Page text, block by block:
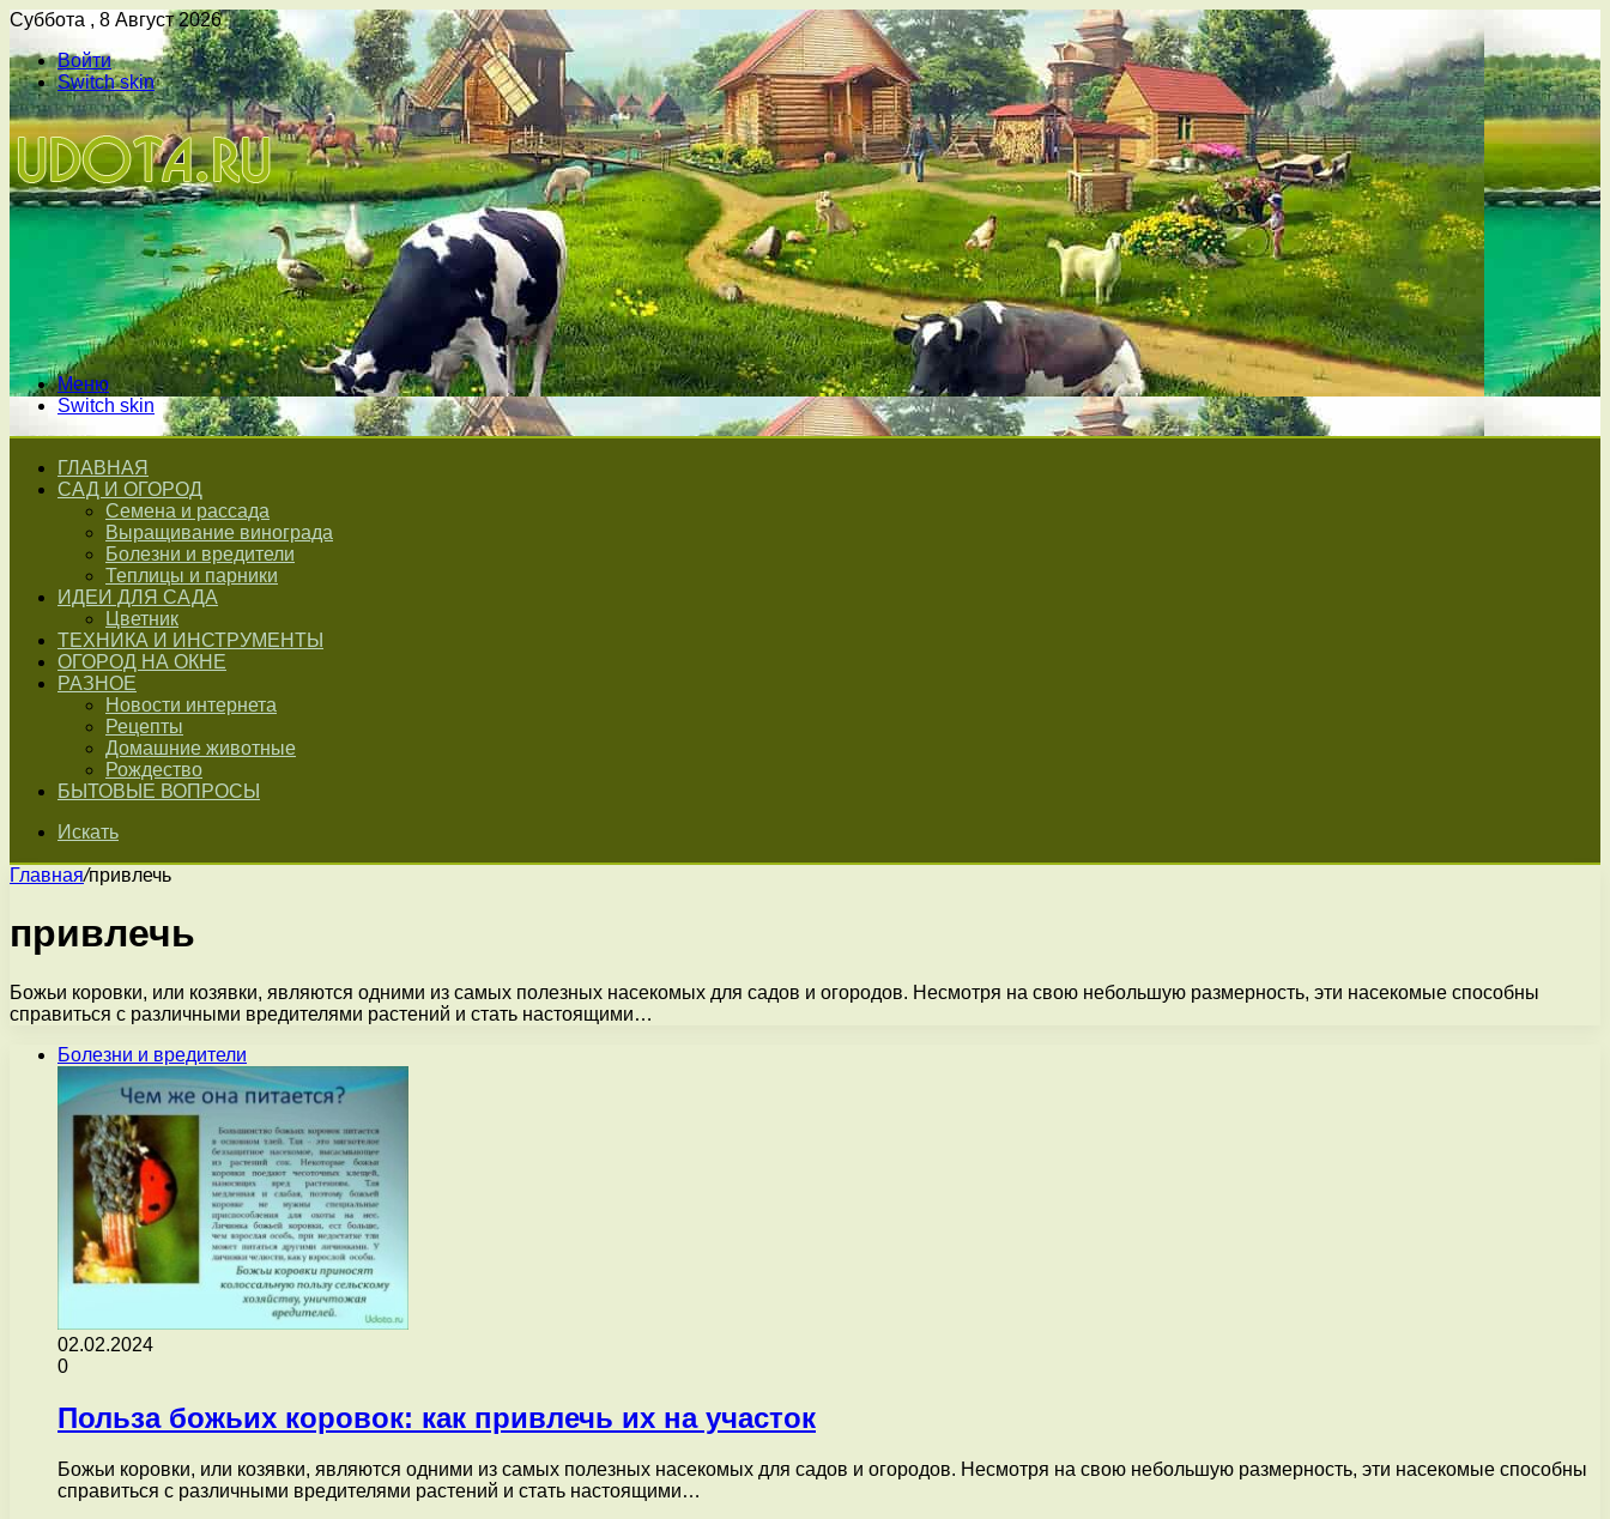
Суббота , 8 Август 2026
Войти
Switch skin
Меню
Switch skin
ГЛАВНАЯ
САД И ОГОРОД
Семена и рассада
Выращивание винограда
Болезни и вредители
Теплицы и парники
ИДЕИ ДЛЯ САДА
Цветник
ТЕХНИКА И ИНСТРУМЕНТЫ
ОГОРОД НА ОКНЕ
РАЗНОЕ
Новости интернета
Рецепты
Домашние животные
Рождество
БЫТОВЫЕ ВОПРОСЫ
Искать
Главная/привлечь
привлечь
Божьи коровки, или козявки, являются одними из самых полезных насекомых для садов и огородов. Несмотря на свою небольшую размерность, эти насекомые способны
справиться с различными вредителями растений и стать настоящими…
Болезни и вредители
02.02.2024
0
Польза божьих коровок: как привлечь их на участок
Божьи коровки, или козявки, являются одними из самых полезных насекомых для садов и огородов. Несмотря на свою небольшую размерность, эти насекомые способны
справиться с различными вредителями растений и стать настоящими…